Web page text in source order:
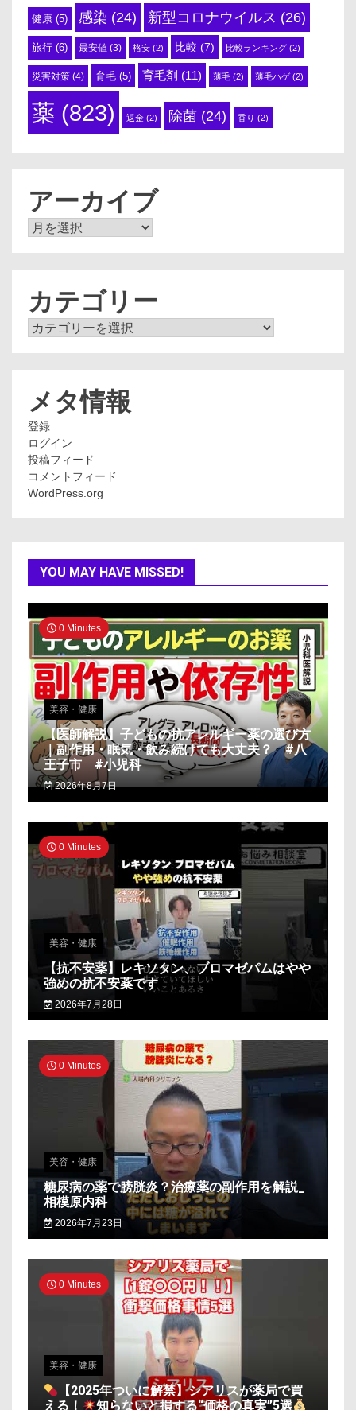
健康 (5) 感染 (24) 新型コロナウイルス (26)
旅行 (6) 最安値 (3) 格安 (2) 比較 (7) 比較ランキング (2)
災害対策 (4) 育毛 (5) 育毛剤 (11) 薄毛 (2) 薄毛ハゲ(2)
薬 (823) 返金 (2) 除菌 (24) 香り (2)
アーカイブ
ア
カテゴリー
カ
メタ情報
登録
ログイン
投稿フィード
コメントフィード
WordPress.org
YOU MAY HAVE MISSED!
0 Minutes
美容・健康
【医師解説】子どもの抗アレルギー薬の選び方
｜副作用・眠気・飲み続けても大丈夫？ #八
王子市 #小児科
2026年8月7日
0 Minutes
美容・健康
【抗不安薬】レキソタン、ブロマゼパムはやや
強めの抗不安薬です
2026年7月28日
0 Minutes
美容・健康
糖尿病の薬で膀胱炎？治療薬の副作用を解説_
相模原内科
2026年7月23日
0 Minutes
美容・健康
【2025年ついに解禁】シアリスが薬局で買
える！
知らないと損する“価格の真実”5選